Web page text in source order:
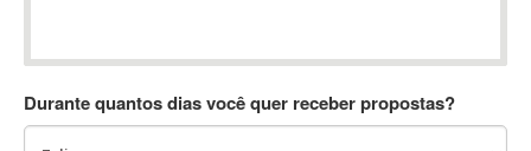
AC3
Durante quantos dias você quer receber propostas?